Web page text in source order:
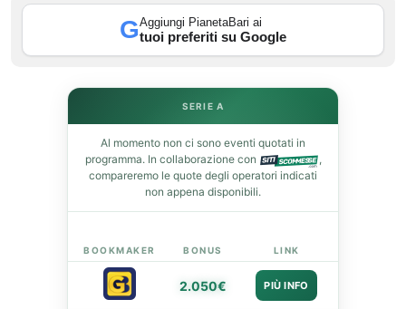
GAggiungi PianetaBari ai
tuoi preferiti su Google
SERIE A
Al momento non ci sono eventi quotati in
programma. In collaborazione con
,
compareremo le quote degli operatori indicati
non appena disponibili.
BOOKMAKER BONUS LINK
2.050€ PIÙ INFO